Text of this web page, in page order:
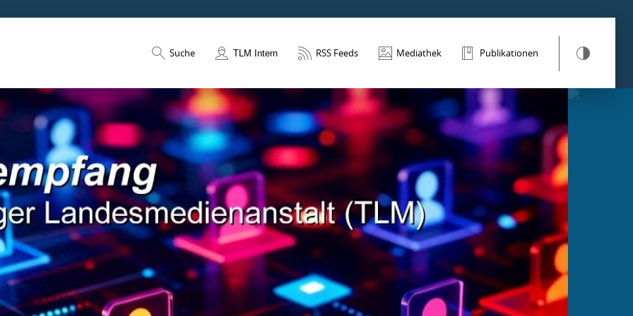
Suche TLM Intern RSS Feeds Mediathek Publikationen